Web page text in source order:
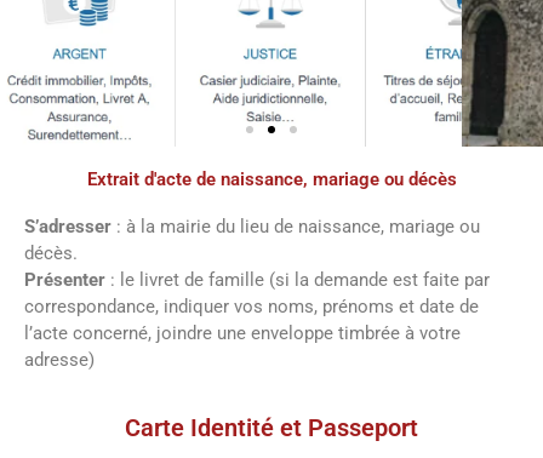
Démarches
administratives
Faîtes vos démarches en ligne sur notre
site en cliquant sur le bouton ci-dessous
Extrait d'acte de naissance, mariage ou décès
S’adresser : à la mairie du lieu de naissance, mariage ou
décès.
Présenter : le livret de famille (si la demande est faite par
correspondance, indiquer vos noms, prénoms et date de
l’acte concerné, joindre une enveloppe timbrée à votre
adresse)
Carte Identité et Passeport